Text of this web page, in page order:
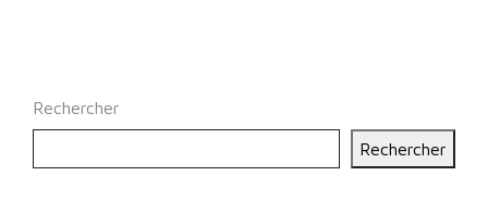
Rechercher
Rechercher